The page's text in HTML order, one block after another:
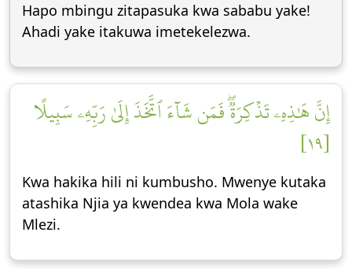
Hapo mbingu zitapasuka kwa sababu yake!
Ahadi yake itakuwa imetekelezwa.
إِنَّ هَٰذِهِۦ تَذۡكِرَةٞۖ فَمَن شَآءَ ٱتَّخَذَ إِلَىٰ رَبِّهِۦ سَبِيلًا
[١٩]
Kwa hakika hili ni kumbusho. Mwenye kutaka
atashika Njia ya kwendea kwa Mola wake
Mlezi.